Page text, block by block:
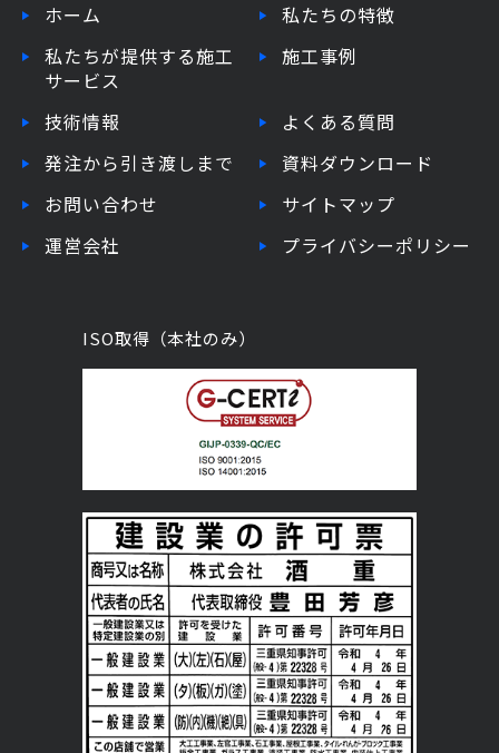
ホーム
私たちの特徴
私たちが提供する施工
サービス
施工事例
技術情報
よくある質問
発注から引き渡しまで
資料ダウンロード
お問い合わせ
サイトマップ
運営会社
プライバシーポリシー
ISO取得（本社のみ）